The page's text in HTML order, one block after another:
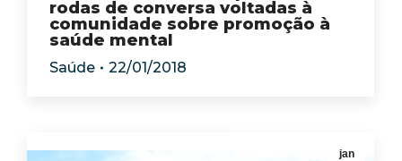
rodas de conversa voltadas à
comunidade sobre promoção à
saúde mental
Saúde 22/01/2018
jan